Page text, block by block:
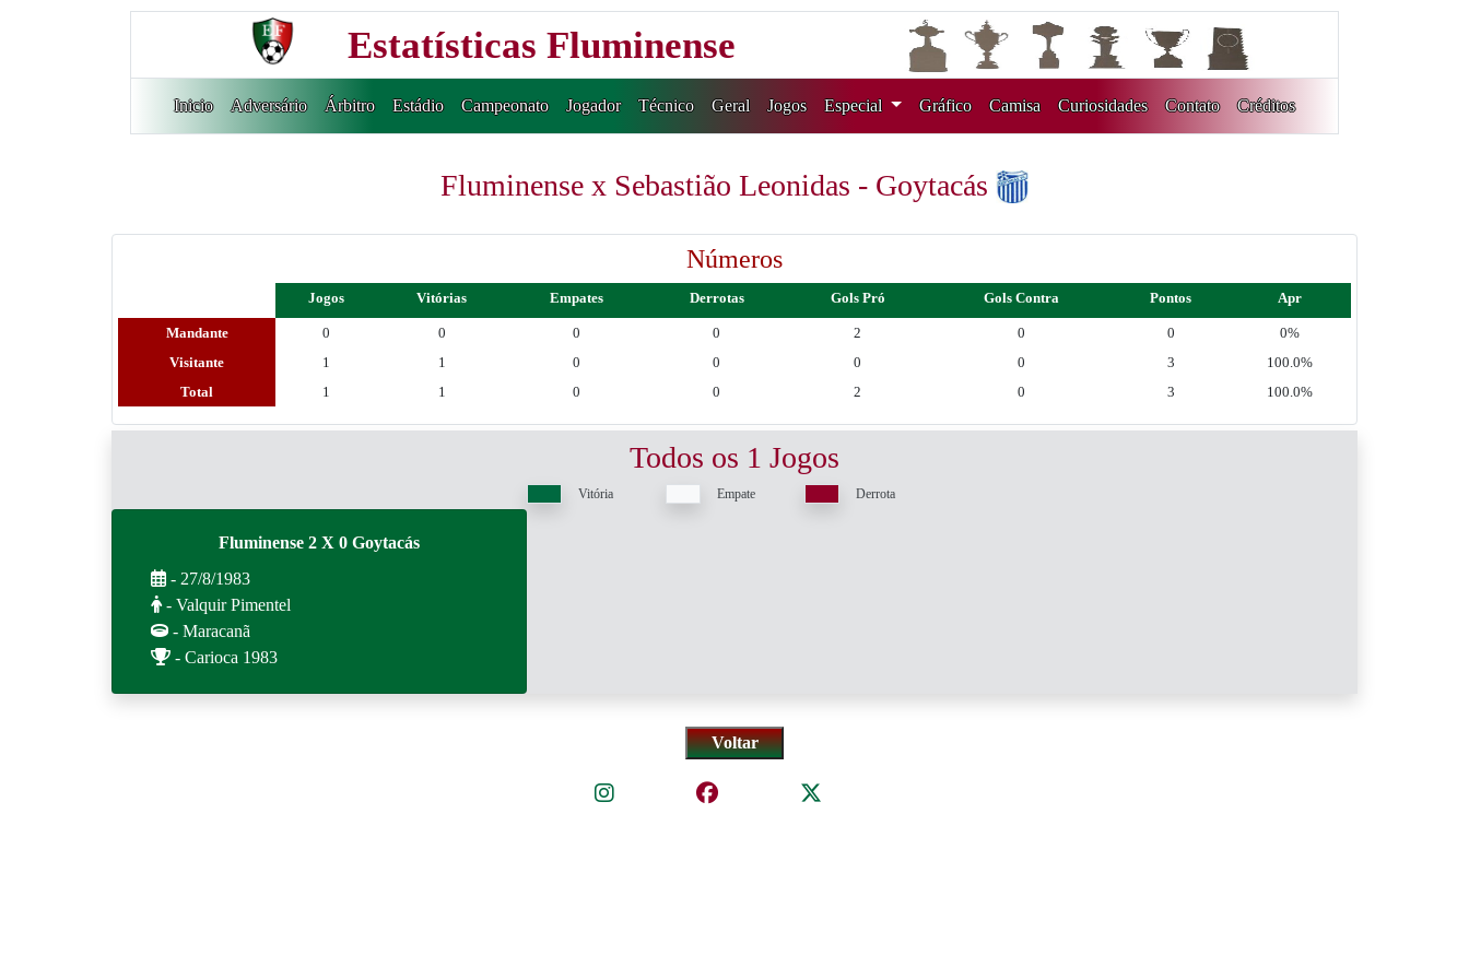
Estatísticas Fluminense
Inicio Adversário Árbitro Estádio Campeonato Jogador Técnico Geral Jogos Especial Gráfico Camisa Curiosidades Contato Créditos
Fluminense x Sebastião Leonidas - Goytacás
Números
Jogos Vitórias Empates Derrotas Gols Pró Gols Contra Pontos Apr
Mandante 0 0 0 0 2 0 0
0%
Visitante
1 1 0 0 0 0 3
100.0%
Total
1 1 0 0 2 0 3 100.0%
Todos os 1 Jogos
Vitória Empate Derrota
Fluminense 2 X 0 Goytacás
- 27/8/1983
- Valquir Pimentel
- Maracanã
- Carioca 1983